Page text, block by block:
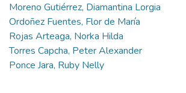
Moreno Gutiérrez, Diamantina Lorgia
Ordoñez Fuentes, Flor de María
Rojas Arteaga, Norka Hilda
Torres Capcha, Peter Alexander
Ponce Jara, Ruby Nelly